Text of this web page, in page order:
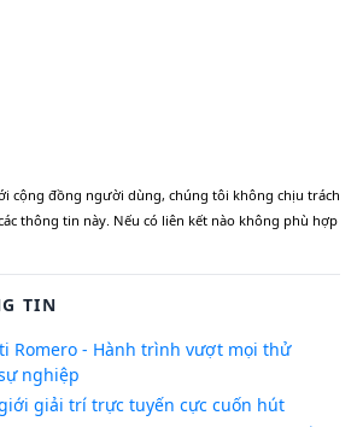
cộng đồng người dùng, chúng tôi không chịu trách
thông tin này. Nếu có liên kết nào không phù hợp
TIN
Romero - Hành trình vượt mọi thử
nghiệp
giải trí trực tuyến cực cuốn hút